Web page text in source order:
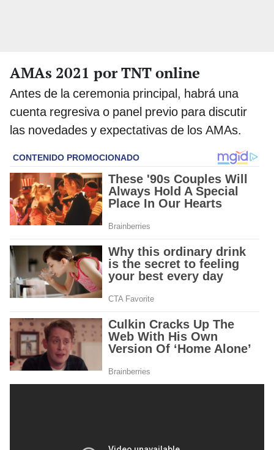
AMAs 2021 por TNT online
Antes de la ceremonia principal, habrá una
cuenta regresiva o panel previo para discutir
las novedades y expectativas de los AMAs.